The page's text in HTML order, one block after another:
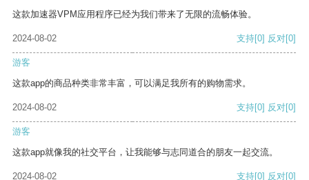
这款加速器VPM应用程序已经为我们带来了无限的流畅体验。
2024-08-02 支持[0] 反对[0]
游客
这款app的商品种类非常丰富，可以满足我所有的购物需求。
2024-08-02 支持[0] 反对[0]
游客
这款app就像我的社交平台，让我能够与志同道合的朋友一起交流。
2024-08-02 支持[0] 反对[0]